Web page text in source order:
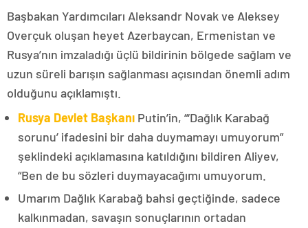
Başbakan Yardımcıları Aleksandr Novak ve Aleksey
Overçuk oluşan heyet Azerbaycan, Ermenistan ve
Rusya’nın imzaladığı üçlü bildirinin bölgede sağlam ve
uzun süreli barışın sağlanması açısından önemli adım
olduğunu açıklamıştı.
Rusya Devlet Başkanı Putin’in, “‘Dağlık Karabağ
sorunu’ ifadesini bir daha duymamayı umuyorum”
şeklindeki açıklamasına katıldığını bildiren Aliyev,
“Ben de bu sözleri duymayacağımı umuyorum.
Umarım Dağlık Karabağ bahsi geçtiğinde, sadece
kalkınmadan, savaşın sonuçlarının ortadan